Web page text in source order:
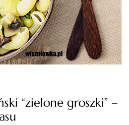
“zielone groszki” –